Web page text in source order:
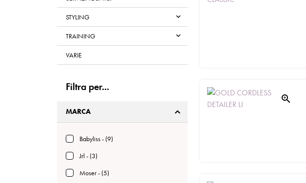
STYLING 
TRAINING 
VARIE
Filtra per...
MARCA
Babyliss - (9)
Jrl - (3)
Moser - (5)
zoom_in